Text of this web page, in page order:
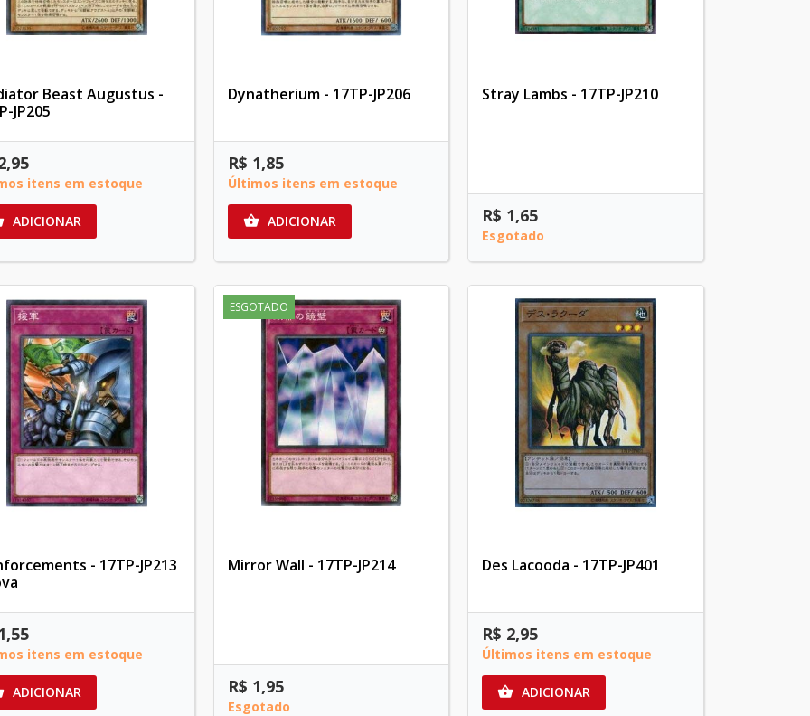
Beast Augustus -
JP205
itens em estoque
ADICIONAR
Dynatherium - 17TP-JP206
R$ 1,85
Últimos itens em estoque
 ADICIONAR
Stray Lambs - 17TP-JP210
R$ 1,65
Esgotado
- 17TP-JP213
itens em estoque
ADICIONAR
ESGOTADO
Mirror Wall - 17TP-JP214
R$ 1,95
Esgotado
Des Lacooda - 17TP-JP401
R$ 2,95
Últimos itens em estoque
 ADICIONAR